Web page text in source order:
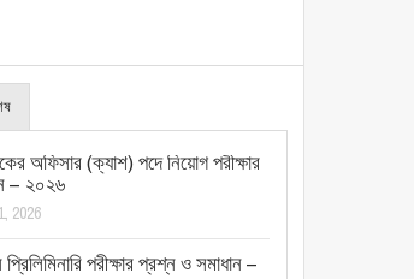
অফিসার (ক্যাশ) পদে নিয়োগ পরীক্ষার
– ২০২৬
2026
পরীক্ষার প্রশ্ন ও সমাধান –